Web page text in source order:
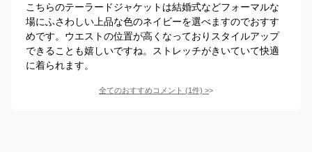
こちらのテーラードジャケットは結婚式などフォーマルな
場にふさわしい上品な色のネイビーを選べますのでおすす
めです。ウエストの位置が高くなっておりスタイルアップ
できることも嬉しいですね。ストレッチがきいていて快適
に着られます。
全てのおすすめコメント (1件) >